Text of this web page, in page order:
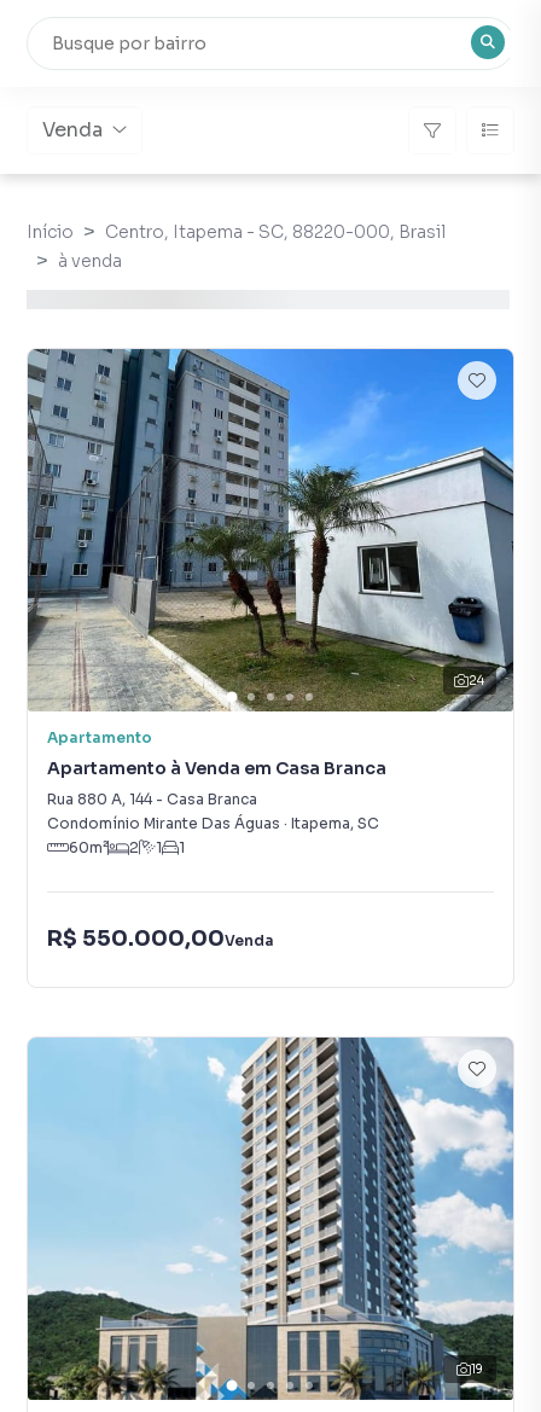
Venda
Início
Centro, Itapema - SC, 88220-000, Brasil
à venda
24
Apartamento
Apartamento à Venda em Casa Branca
Rua 880 A, 144- Casa Branca
Condomínio Mirante Das Águas · Itapema, SC
60m² 2 1 1
R$ 550.000,00Venda
19